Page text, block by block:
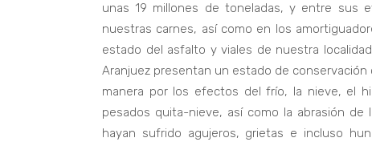
unas 19 millones de toneladas, y entre sus
nuestras carnes, así como en los
estado del asfalto y viales de nuestra
Aranjuez presentan un estado de
manera por los efectos del frío, la nieve, el
pesados quita-nieve, así como la abrasión de
hayan sufrido agujeros, grietas e incluso